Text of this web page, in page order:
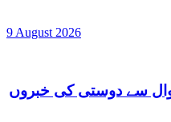
9 August 2026
سے دوستی کی خبروں